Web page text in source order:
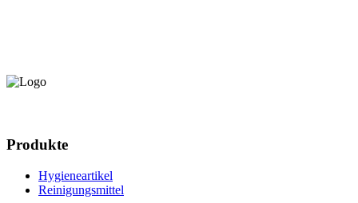
Produkte
Hygieneartikel
Reinigungsmittel